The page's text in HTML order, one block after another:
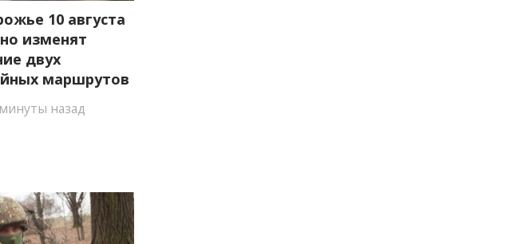
10 августа
изменят
двух
маршрутов
назад